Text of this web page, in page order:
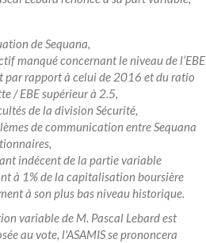
de Sequana,
manqué concernant le niveau de l’EBE
par rapport à celui de 2016 et du ratio
/ EBE supérieur à 2.5,
de la division Sécurité,
de communication entre Sequana
indécent de la partie variable
à 1% de la capitalisation boursière
à son plus bas niveau historique.
variable de M. Pascal Lebard est
au vote, l'ASAMIS se prononcera